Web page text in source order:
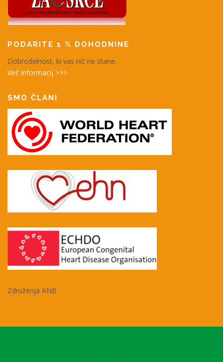
PODARITE 1 % DOHODNINE
Dobrodelnost, ki vas nič ne stane.
Več informacij >>>
SMO ČLANI
Združenja KNB